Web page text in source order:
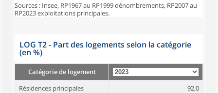
Sources : Insee, RP1967 au RP1999 dénombrements, RP2007 au
RP2023 exploitations principales.
LOG T2 - Part des logements selon la catégorie
(en %)
Catégorie de logement
Résidences principales
92,0